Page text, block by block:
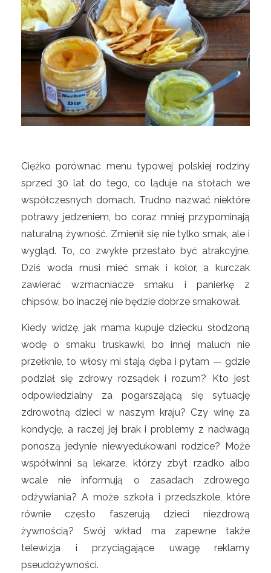
Ciężko porównać menu typowej polskiej rodziny
sprzed 30 lat do tego, co ląduje na stołach we
współczesnych domach. Trudno nazwać niektóre
potrawy jedzeniem, bo coraz mniej przypominają
naturalną żywność. Zmienił się nie tylko smak, ale i
wygląd. To, co zwykłe przestało być atrakcyjne.
Dziś woda musi mieć smak i kolor, a kurczak
zawierać wzmacniacze smaku i panierkę z
chipsów, bo inaczej nie będzie dobrze smakował.
Kiedy widzę, jak mama kupuje dziecku słodzoną
wodę o smaku truskawki, bo innej maluch nie
przełknie, to włosy mi stają dęba i pytam — gdzie
podział się zdrowy rozsądek i rozum? Kto jest
odpowiedzialny za pogarszającą się sytuację
zdrowotną dzieci w naszym kraju? Czy winę za
kondycję, a raczej jej brak i problemy z nadwagą
ponoszą jedynie niewyedukowani rodzice? Może
współwinni są lekarze, którzy zbyt rzadko albo
wcale nie informują o zasadach zdrowego
odżywiania? A może szkoła i przedszkole, które
równie często faszerują dzieci niezdrową
żywnością? Swój wkład ma zapewne także
telewizja i przyciągające uwagę reklamy
pseudożywności.